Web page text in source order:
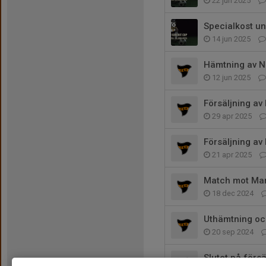
Specialkost
14 jun 2025
Hämtning av
12 jun 2025
Försäljning av
29 apr 2025
Försäljning av
21 apr 2025
Match mot
18 dec 2024
Uthämtning
20 sep 2024
Slutet på